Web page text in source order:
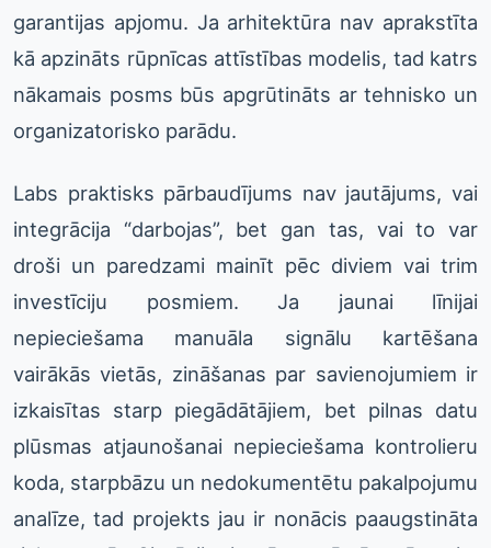
garantijas apjomu. Ja arhitektūra nav aprakstīta
kā apzināts rūpnīcas attīstības modelis, tad katrs
nākamais posms būs apgrūtināts ar tehnisko un
organizatorisko parādu.
Labs praktisks pārbaudījums nav jautājums, vai
integrācija “darbojas”, bet gan tas, vai to var
droši un paredzami mainīt pēc diviem vai trim
investīciju posmiem. Ja jaunai līnijai
nepieciešama manuāla signālu kartēšana
vairākās vietās, zināšanas par savienojumiem ir
izkaisītas starp piegādātājiem, bet pilnas datu
plūsmas atjaunošanai nepieciešama kontrolieru
koda, starpbāzu un nedokumentētu pakalpojumu
analīze, tad projekts jau ir nonācis paaugstināta